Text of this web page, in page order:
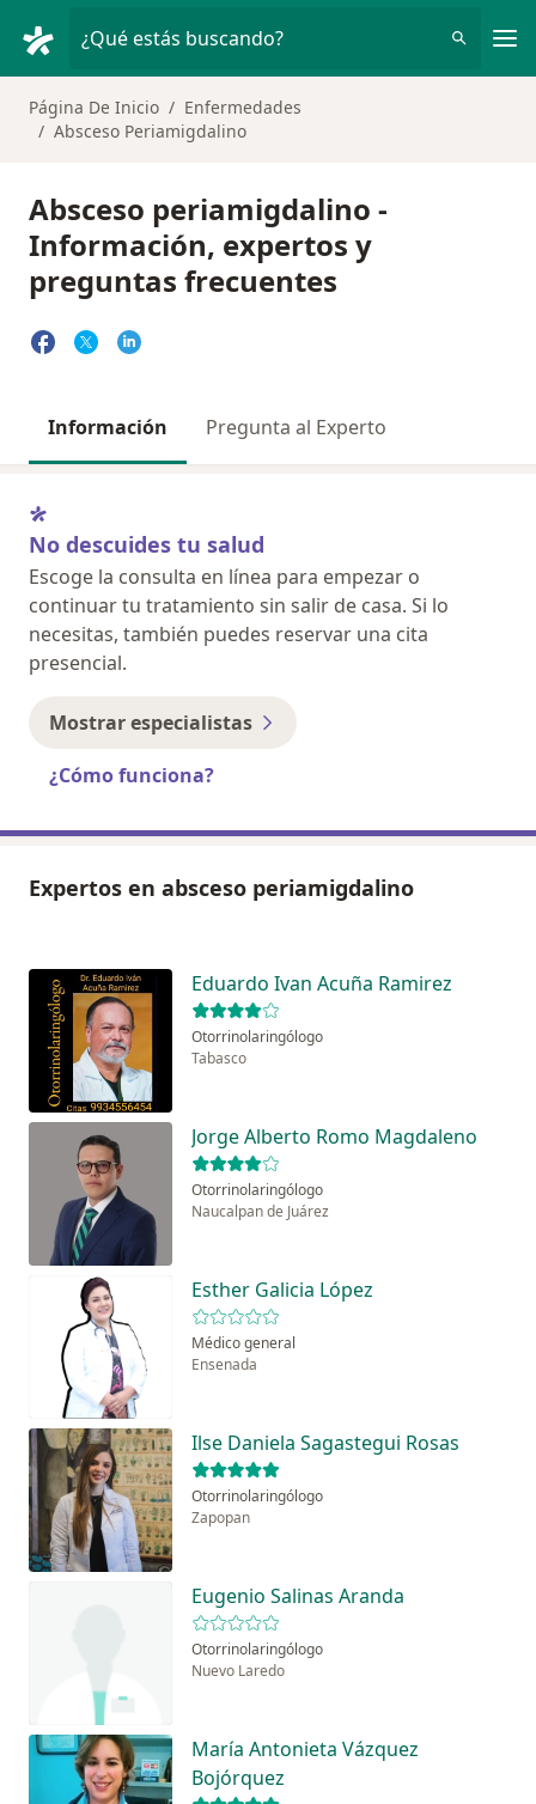
¿Qué estás buscando?
Página De Inicio
Enfermedades
Absceso Periamigdalino
Absceso periamigdalino -
Información, expertos y
preguntas frecuentes
Información Pregunta al Experto
No descuides tu salud
Escoge la consulta en línea para empezar o
continuar tu tratamiento sin salir de casa. Si lo
necesitas, también puedes reservar una cita
presencial.
Mostrar especialistas
¿Cómo funciona?
Expertos en absceso periamigdalino
Eduardo Ivan Acuña Ramirez
Otorrinolaringólogo
Tabasco
Jorge Alberto Romo Magdaleno
Otorrinolaringólogo
Naucalpan de Juárez
Esther Galicia López
Médico general
Ensenada
Ilse Daniela Sagastegui Rosas
Otorrinolaringólogo
Zapopan
Eugenio Salinas Aranda
Otorrinolaringólogo
Nuevo Laredo
María Antonieta Vázquez
Bojórquez